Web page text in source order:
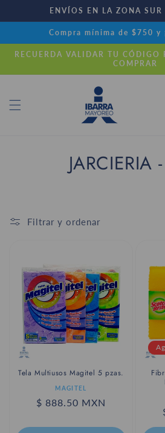
directamente
al contenido
ENVÍOS EN LA ZONA SUR
Compra mínima de $750 y
RECUERDA VALIDAR TU CÓDIGO
COMPRAR
C
e
c
i
ó
n
:
JARCIERIA
Filtrar y ordenar
Tela Multiusos Magitel 5 pzas.
Proveedor:MAGITEL
Precio
$ 888.50 MXN